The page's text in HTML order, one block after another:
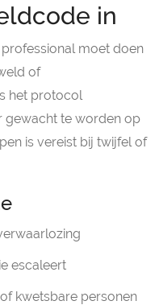
in
moet doen
of
het protocol
gewacht te worden op
is vereist bij twijfel of
escaleert
kwetsbare personen